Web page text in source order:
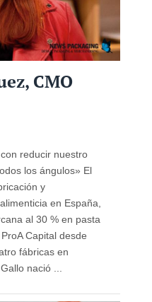
CMO
reducir nuestro
los ángulos» El
y
en España,
al 30 % en pasta
Capital desde
fábricas en
nació ...